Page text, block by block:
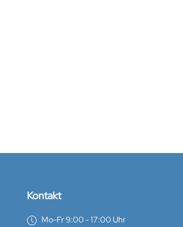
Kontakt
Mo-Fr 9:00 - 17:00 Uhr